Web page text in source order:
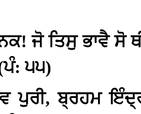
ਜੋ ਤਿਸੁ ਭਾਵੈ ਸੋ
(ਪੰ: ੫੫)
ਪੁਰੀ, ਬ੍ਰਹਮ